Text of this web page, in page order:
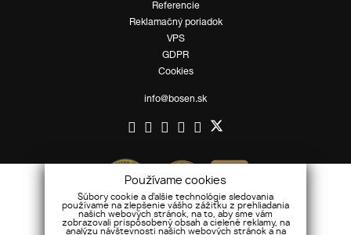
Používame cookies
Súbory cookie a ďalšie technológie sledovania
používame na zlepšenie vášho zážitku z prehliadania
našich webových stránok, na to, aby sme vám
zobrazovali prispôsobený obsah a cielené reklamy, na
analýzu návštevnosti našich webových stránok a na
Referencie
Reklamačný poriadok
VPS
GDPR
Cookies
info@bosen.sk